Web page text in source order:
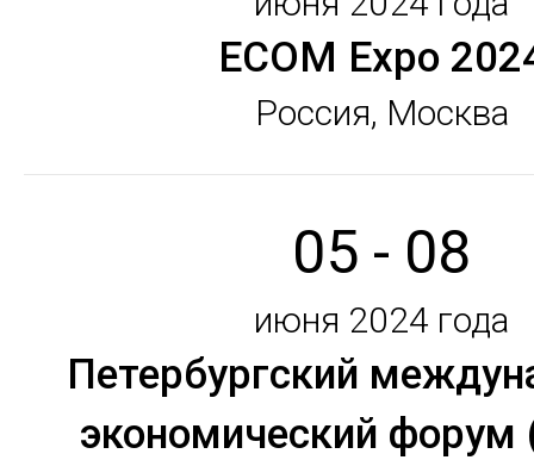
ECOM Expo
Россия, Москва
05 - 08
июня 2024 года
Петербургский
экономический